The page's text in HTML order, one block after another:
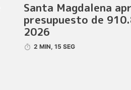
Santa Magdalena
presupuesto de
2026
2 MIN, 15 SEG